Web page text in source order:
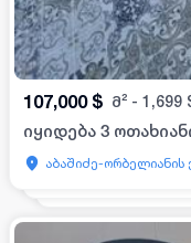
107,000 $ მ² - 1,699
იყიდება 3
აბაშიძე-ორბელიანის